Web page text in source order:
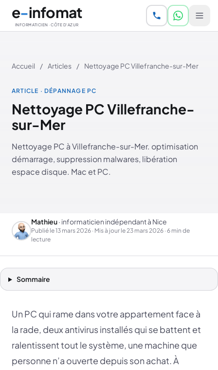
Aller au contenu principal
e-infomat
INFORMATICIEN · CÔTE D'AZUR
Accueil / Articles / Nettoyage PC Villefranche-sur-Mer
ARTICLE · DÉPANNAGE PC
Nettoyage PC Villefranche-
sur-Mer
Nettoyage PC à Villefranche-sur-Mer. optimisation
démarrage, suppression malwares, libération
espace disque. Mac et PC.
Mathieu· informaticien indépendant à Nice
Publié le13 mars 2026 · Mis à jour le23 mars 2026 · 6 min de
lecture
Sommaire
Un PC qui rame dans votre appartement face à
la rade, deux antivirus installés qui se battent et
ralentissent tout le système, une machine que
personne n’a ouverte depuis son achat. À